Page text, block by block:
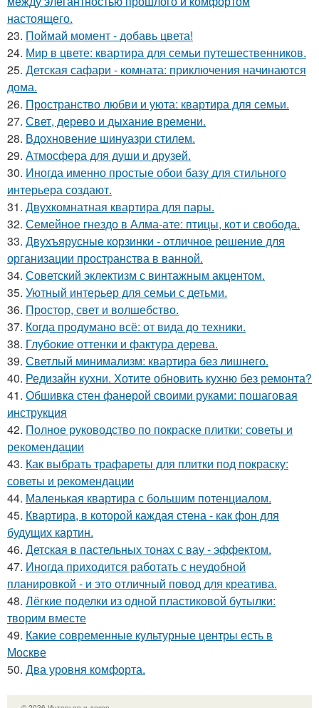
настоящего.
23. Поймай момент - добавь цвета!
24. Мир в цвете: квартира для семьи путешественников.
25. Детская сафари - комната: приключения начинаются
дома.
26. Пространство любви и уюта: квартира для семьи.
27. Свет, дерево и дыхание времени.
28. Вдохновение шинуазри стилем.
29. Атмосфера для души и друзей.
30. Иногда именно простые обои базу для стильного
интерьера создают.
31. Двухкомнатная квартира для пары.
32. Семейное гнездо в Алма-ате: птицы, кот и свобода.
33. Двухъярусные корзинки - отличное решение для
организации пространства в ванной.
34. Советский эклектизм с винтажным акцентом.
35. Уютный интерьер для семьи с детьми.
36. Простор, свет и волшебство.
37. Когда продумано всё: от вида до техники.
38. Глубокие оттенки и фактура дерева.
39. Светлый минимализм: квартира без лишнего.
40. Редизайн кухни. Хотите обновить кухню без ремонта?
41. Обшивка стен фанерой своими руками: пошаговая
инструкция
42. Полное руководство по покраске плитки: советы и
рекомендации
43. Как выбрать трафареты для плитки под покраску:
советы и рекомендации
44. Маленькая квартира с большим потенциалом.
45. Квартира, в которой каждая стена - как фон для
будущих картин.
46. Детская в пастельных тонах с вау - эффектом.
47. Иногда приходится работать с неудобной
планировкой - и это отличный повод для креатива.
48. Лёгкие поделки из одной пластиковой бутылки:
творим вместе
49. Какие современные культурные центры есть в
Москве
50. Два уровня комфорта.